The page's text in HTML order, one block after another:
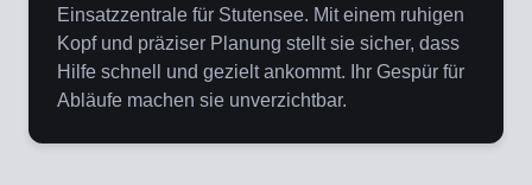
Einsatzzentrale für Stutensee. Mit einem ruhigen
Kopf und präziser Planung stellt sie sicher, dass
Hilfe schnell und gezielt ankommt. Ihr Gespür für
Abläufe machen sie unverzichtbar.